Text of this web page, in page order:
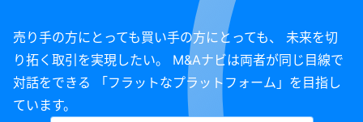
売り手の方にとっても買い手の方にとっても、 未来を切
り拓く取引を実現したい。 M&Aナビは両者が同じ目線で
対話をできる 「フラットなプラットフォーム」を目指し
ています。